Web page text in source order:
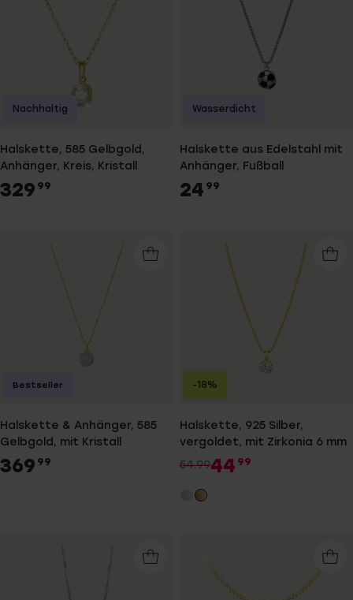
Halskette, 585 Gelbgold,
Anhänger, Kreis, Kristall
329 99
Nachhaltig
Halskette aus Edelstahl mit
Anhänger, Fußball
24 99
Wasserdicht
Halskette & Anhänger, 585
Gelbgold, mit Kristall
369 99
Bestseller
Halskette, 925 Silber,
vergoldet, mit Zirkonia 6 mm
54.9944 99
-18%